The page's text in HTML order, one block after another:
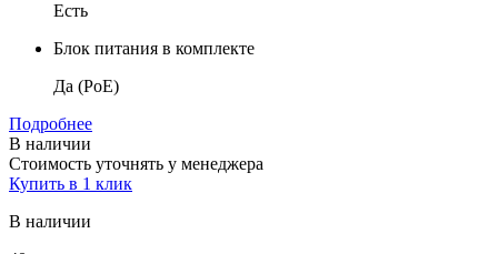
Есть
Блок питания в комплекте
Да (PoE)
Подробнее
В наличии
Стоимость уточнять у менеджера
Купить в 1 клик
В наличии